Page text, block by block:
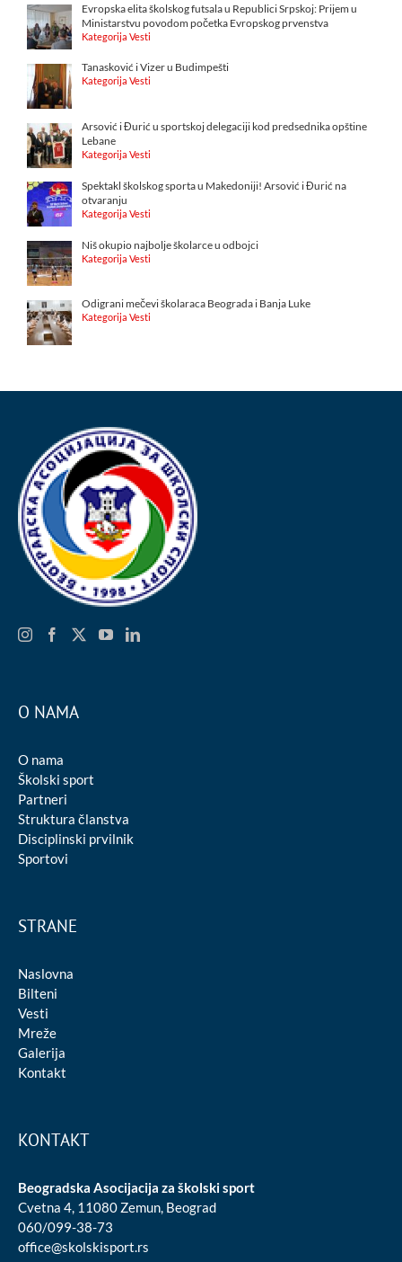
Evropska elita školskog futsala u Republici Srpskoj: Prijem u
Ministarstvu povodom početka Evropskog prvenstva
Kategorija Vesti
Tanasković i Vizer u Budimpešti
Kategorija Vesti
Arsović i Đurić u sportskoj delegaciji kod predsednika opštine
Lebane
Kategorija Vesti
Spektakl školskog sporta u Makedoniji! Arsović i Đurić na
otvaranju
Kategorija Vesti
Niš okupio najbolje školarce u odbojci
Kategorija Vesti
Odigrani mečevi školaraca Beograda i Banja Luke
Kategorija Vesti
O NAMA
O nama
Školski sport
Partneri
Struktura članstva
Disciplinski prvilnik
Sportovi
STRANE
Naslovna
Bilteni
Vesti
Mreže
Galerija
Kontakt
KONTAKT
Beogradska Asocijacija za školski sport
Cvetna 4, 11080 Zemun, Beograd
060/099-38-73
office@skolskisport.rs